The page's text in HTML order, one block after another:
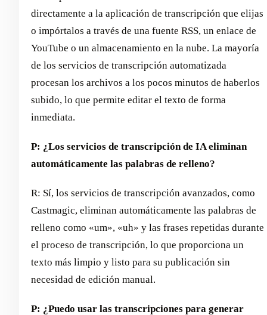
directamente a la aplicación de transcripción que elijas
o impórtalos a través de una fuente RSS, un enlace de
YouTube o un almacenamiento en la nube. La mayoría
de los servicios de transcripción automatizada
procesan los archivos a los pocos minutos de haberlos
subido, lo que permite editar el texto de forma
inmediata.
P: ¿Los servicios de transcripción de IA eliminan
automáticamente las palabras de relleno?
R: Sí, los servicios de transcripción avanzados, como
Castmagic, eliminan automáticamente las palabras de
relleno como «um», «uh» y las frases repetidas durante
el proceso de transcripción, lo que proporciona un
texto más limpio y listo para su publicación sin
necesidad de edición manual.
P: ¿Puedo usar las transcripciones para generar